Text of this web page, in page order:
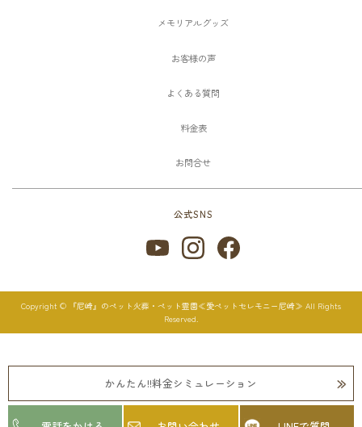
メモリアルグッズ
お客様の声
よくある質問
料金表
お問合せ
公式SNS
Copyright © 『尼崎』のペット火葬・ペット霊園≪愛ペットセレモニー尼崎≫ All Rights
Reserved.
かんたん!!料金シミュレーション